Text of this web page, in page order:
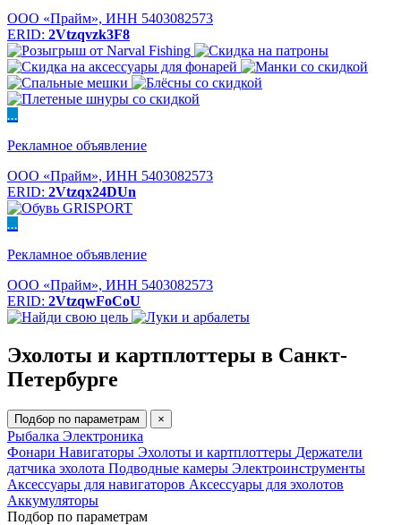
ООО «Прайм», ИНН 5403082573
ERID: 2Vtzqvzk3F8
...
Рекламное объявление
ООО «Прайм», ИНН 5403082573
ERID: 2Vtzqx24DUn
...
Рекламное объявление
ООО «Прайм», ИНН 5403082573
ERID: 2VtzqwFoCoU
Эхолоты и картплоттеры в Санкт-
Петербурге
Подбор по параметрам ×
Рыбалка Электроника
Фонари Навигаторы Эхолоты и картплоттеры Держатели
датчика эхолота Подводные камеры Электроинструменты
Аксессуары для навигаторов Аксессуары для эхолотов
Аккумуляторы
Подбор по параметрам